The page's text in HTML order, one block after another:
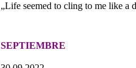
„Life seemed to cling to me like a
SEPTIEMBRE